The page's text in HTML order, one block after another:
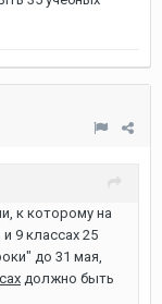
к которому на
9 классах 25
до 31 мая,
должно быть